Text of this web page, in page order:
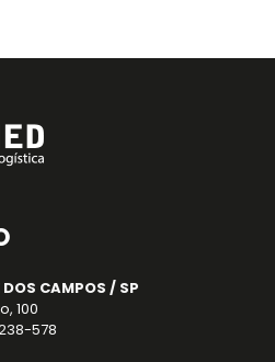
CAMPOS / SP
100
578